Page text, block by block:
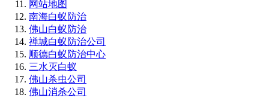
网站地图
南海白蚁防治
佛山白蚁防治
禅城白蚁防治公司
顺德白蚁防治中心
三水灭白蚁
佛山杀虫公司
佛山消杀公司